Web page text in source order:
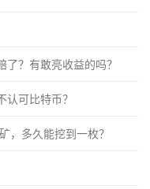
？有敢亮收益的吗？
可比特币？
，多久能挖到一枚？